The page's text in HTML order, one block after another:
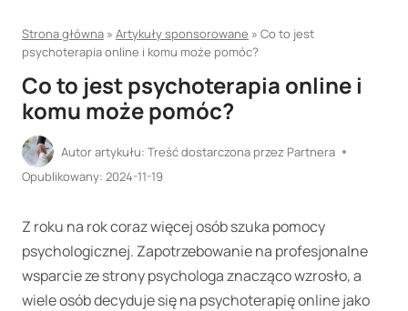
Strona główna » Artykuły sponsorowane » Co to jest
psychoterapia online i komu może pomóc?
Co to jest psychoterapia online i
komu może pomóc?
Autor artykułu: Treść dostarczona przez Partnera
Opublikowany: 2024-11-19
Z roku na rok coraz więcej osób szuka pomocy
psychologicznej. Zapotrzebowanie na profesjonalne
wsparcie ze strony psychologa znacząco wzrosło, a
wiele osób decyduje się na psychoterapię online jako